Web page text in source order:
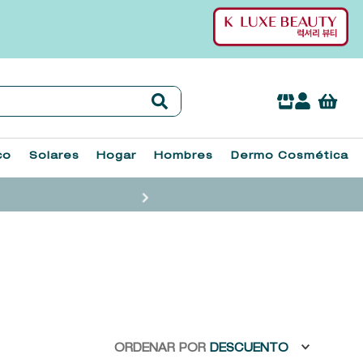
Solares Hogar Hombres Dermo Cosmética
ORDENAR POR DESCUENTO